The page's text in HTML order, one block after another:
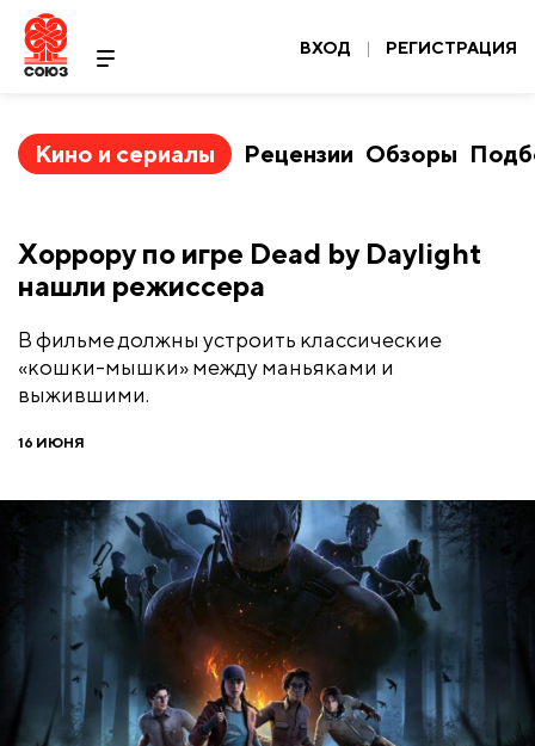
ВХОД | РЕГИСТРАЦИЯ
Кино и сериалы Рецензии Обзоры
Хоррору по игре Dead by Daylight
нашли режиссера
В фильме должны устроить классические
«кошки-мышки» между маньяками и
выжившими.
16 ИЮНЯ